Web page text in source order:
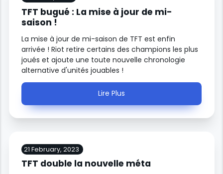
TFT bugué : La mise à jour de mi-
saison !
La mise à jour de mi-saison de TFT est enfin
arrivée ! Riot retire certains des champions les plus
joués et ajoute une toute nouvelle chronologie
alternative d'unités jouables !
Lire Plus
21 February, 2023
TFT double la nouvelle méta